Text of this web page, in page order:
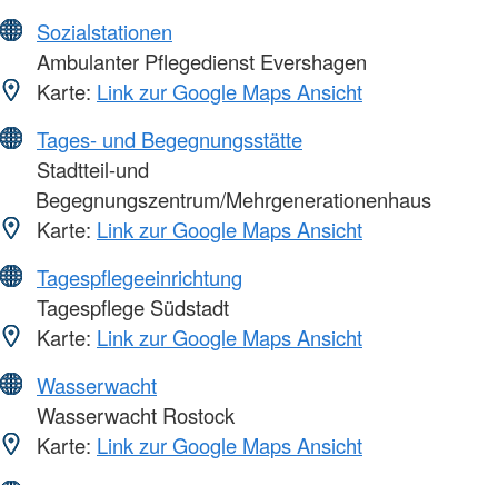
Sozialstationen
Ambulanter Pflegedienst Evershagen
Karte: Link zur Google Maps Ansicht
Tages- und Begegnungsstätte
Stadtteil-und
Begegnungszentrum/Mehrgenerationenhaus
Karte: Link zur Google Maps Ansicht
Tagespflegeeinrichtung
Tagespflege Südstadt
Karte: Link zur Google Maps Ansicht
Wasserwacht
Wasserwacht Rostock
Karte: Link zur Google Maps Ansicht